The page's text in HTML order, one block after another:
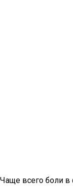
Чаще всего боли в